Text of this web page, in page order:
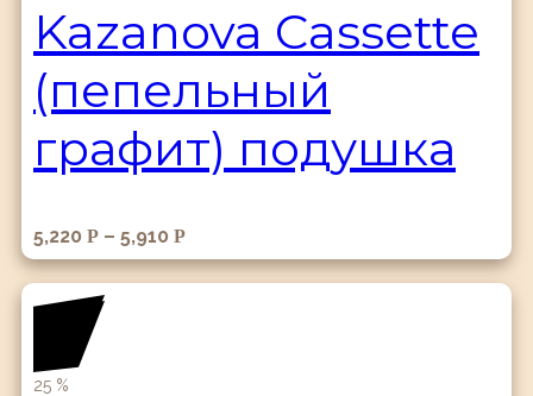
Kazanova Cassette
(пепельный
графит) подушка
5,220 Р – 5,910 Р
25 %